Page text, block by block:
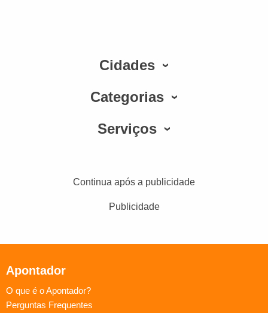
Cidades
Categorias
Serviços
Continua após a publicidade
Publicidade
Apontador
O que é o Apontador?
Perguntas Frequentes